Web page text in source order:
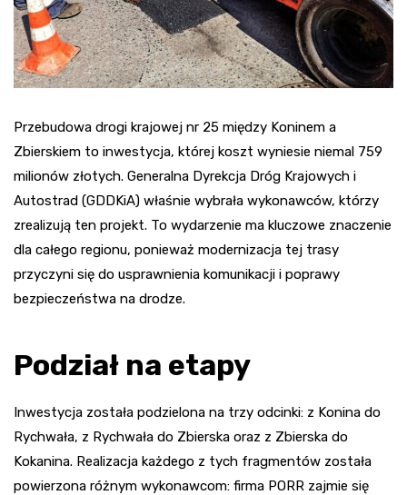
Przebudowa drogi krajowej nr 25 między Koninem a
Zbierskiem to inwestycja, której koszt wyniesie niemal 759
milionów złotych. Generalna Dyrekcja Dróg Krajowych i
Autostrad (GDDKiA) właśnie wybrała wykonawców, którzy
zrealizują ten projekt. To wydarzenie ma kluczowe znaczenie
dla całego regionu, ponieważ modernizacja tej trasy
przyczyni się do usprawnienia komunikacji i poprawy
bezpieczeństwa na drodze.
Podział na etapy
Inwestycja została podzielona na trzy odcinki: z Konina do
Rychwała, z Rychwała do Zbierska oraz z Zbierska do
Kokanina. Realizacja każdego z tych fragmentów została
powierzona różnym wykonawcom: firma PORR zajmie się